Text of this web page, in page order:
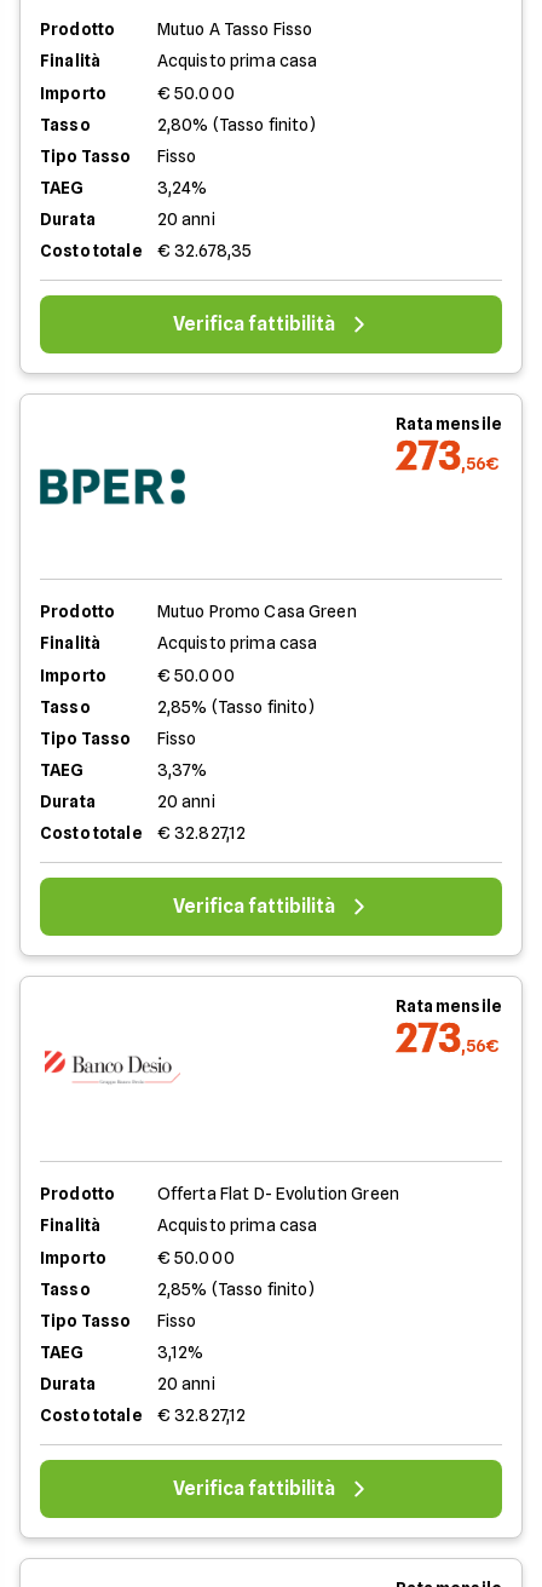
Prodotto
Mutuo A Tasso Fisso
Finalità
Acquisto prima casa
Importo
€ 50.000
Tasso
2,80% (Tasso finito)
Tipo Tasso
Fisso
TAEG
3,24%
Durata
20 anni
Costo totale
€ 32.678,35
Verifica fattibilità
Rata mensile
273,56€
Prodotto
Mutuo Promo Casa Green
Finalità
Acquisto prima casa
Importo
€ 50.000
Tasso
2,85% (Tasso finito)
Tipo Tasso
Fisso
TAEG
3,37%
Durata
20 anni
Costo totale
€ 32.827,12
Verifica fattibilità
Rata mensile
273,56€
Prodotto
Offerta Flat D- Evolution Green
Finalità
Acquisto prima casa
Importo
€ 50.000
Tasso
2,85% (Tasso finito)
Tipo Tasso
Fisso
TAEG
3,12%
Durata
20 anni
Costo totale
€ 32.827,12
Verifica fattibilità